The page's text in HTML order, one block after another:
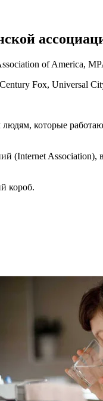
of America,
Fox, Universal
которые
Association),
короб.